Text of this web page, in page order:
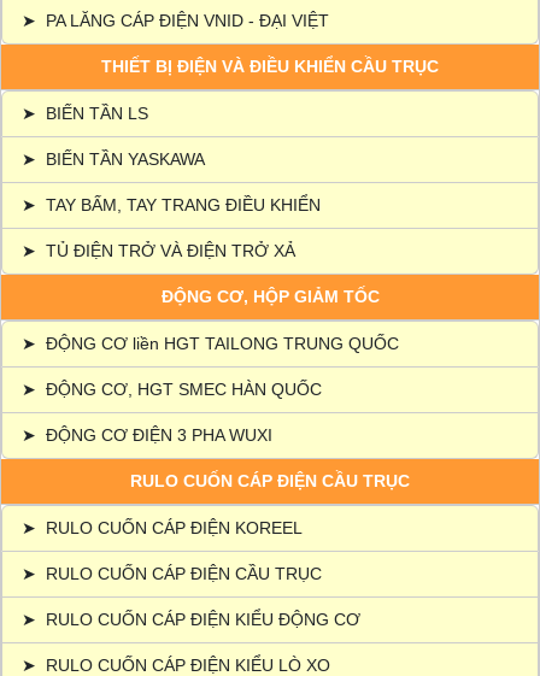
➤ PA LĂNG CÁP ĐIỆN VNID - ĐẠI VIỆT
THIẾT BỊ ĐIỆN VÀ ĐIỀU KHIỂN CẦU TRỤC
➤ BIẾN TẦN LS
➤ BIẾN TẦN YASKAWA
➤ TAY BẤM, TAY TRANG ĐIỀU KHIỂN
➤ TỦ ĐIỆN TRỞ VÀ ĐIỆN TRỞ XẢ
ĐỘNG CƠ, HỘP GIẢM TỐC
➤ ĐỘNG CƠ liền HGT TAILONG TRUNG QUỐC
➤ ĐỘNG CƠ, HGT SMEC HÀN QUỐC
➤ ĐỘNG CƠ ĐIỆN 3 PHA WUXI
RULO CUỐN CÁP ĐIỆN CẦU TRỤC
➤ RULO CUỐN CÁP ĐIỆN KOREEL
➤ RULO CUỐN CÁP ĐIỆN CẦU TRỤC
➤ RULO CUỐN CÁP ĐIỆN KIỂU ĐỘNG CƠ
➤ RULO CUỐN CÁP ĐIỆN KIỂU LÒ XO